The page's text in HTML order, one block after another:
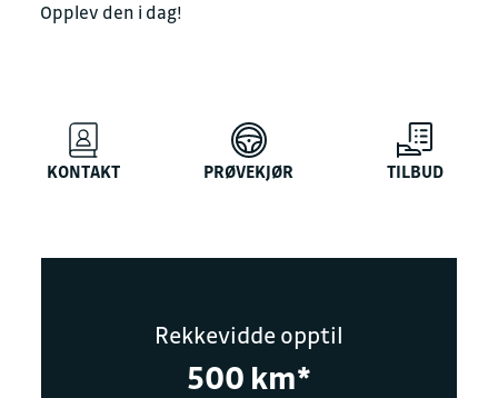
Opplev den i dag!
KONTAKT PRØVEKJØR TILBUD
Rekkevidde opptil
500 km*